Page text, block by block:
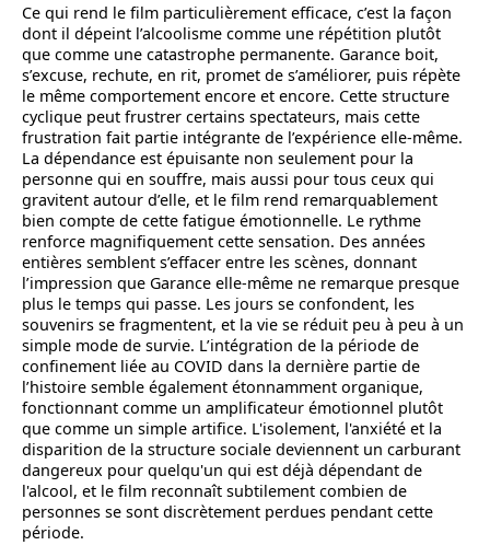
Ce qui rend le film particulièrement efficace, c’est la façon
dont il dépeint l’alcoolisme comme une répétition plutôt
que comme une catastrophe permanente. Garance boit,
s’excuse, rechute, en rit, promet de s’améliorer, puis répète
le même comportement encore et encore. Cette structure
cyclique peut frustrer certains spectateurs, mais cette
frustration fait partie intégrante de l’expérience elle-même.
La dépendance est épuisante non seulement pour la
personne qui en souffre, mais aussi pour tous ceux qui
gravitent autour d’elle, et le film rend remarquablement
bien compte de cette fatigue émotionnelle. Le rythme
renforce magnifiquement cette sensation. Des années
entières semblent s’effacer entre les scènes, donnant
l’impression que Garance elle-même ne remarque presque
plus le temps qui passe. Les jours se confondent, les
souvenirs se fragmentent, et la vie se réduit peu à peu à un
simple mode de survie. L’intégration de la période de
confinement liée au COVID dans la dernière partie de
l’histoire semble également étonnamment organique,
fonctionnant comme un amplificateur émotionnel plutôt
que comme un simple artifice. L'isolement, l'anxiété et la
disparition de la structure sociale deviennent un carburant
dangereux pour quelqu'un qui est déjà dépendant de
l'alcool, et le film reconnaît subtilement combien de
personnes se sont discrètement perdues pendant cette
période.